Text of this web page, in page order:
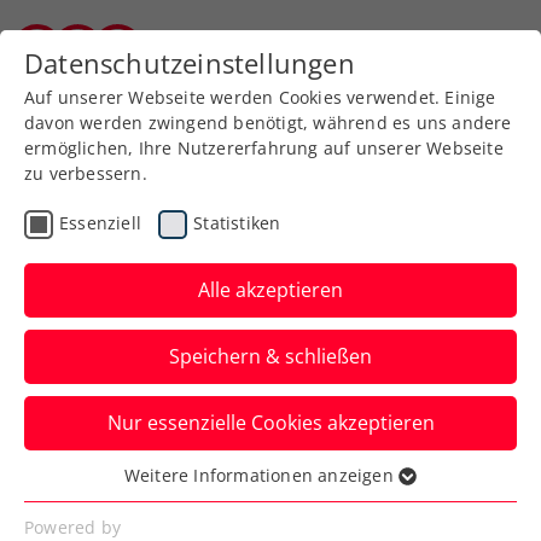
Zurück zur Newsübersicht
Davis Cup
JOIN OUR TEAM!
Volunteers für Davis-
Cup-Heimspiel gegen
Finnland gesucht
Werde Teil von Österreichs Davis-Cup-
Team bei der Qualifikationsrunde im
Multiversum Schwechat.
Datenschutzeinstellungen
Auf unserer Webseite werden Cookies verwendet. Einige
davon werden zwingend benötigt, während es uns andere
ermöglichen, Ihre Nutzererfahrung auf unserer Webseite
zu verbessern.
Essenziell Statistiken
Alle akzeptieren
Speichern & schließen
Nur essenzielle Cookies akzeptieren
Essenziell
Essenzielle Cookies werden für grundlegende
Weitere Informationen anzeigen
Powered by